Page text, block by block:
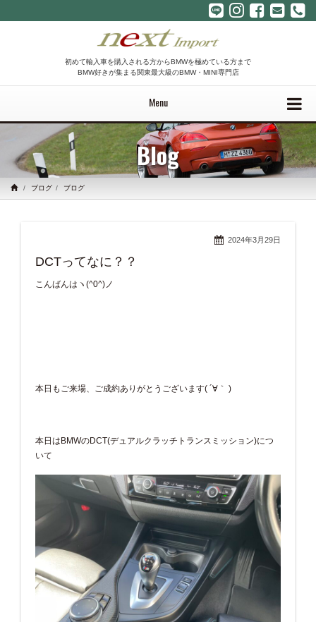
初めて輸入車を購入される方からBMWを極めている方まで
BMW好きが集まる関東最大級のBMW・MINI専門店
Menu
Blog
ブログ ブログ
2024年3月29日
DCTってなに？？
こんばんはヽ(^0^)ノ
本日もご来場、ご成約ありがとうございます( ´∀｀ )
本日はBMWのDCT(デュアルクラッチトランスミッション)につ
いて